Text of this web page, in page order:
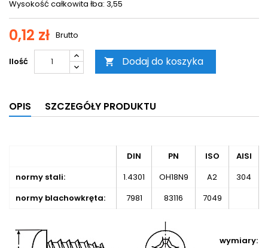
Wysokość całkowita łba: 3,55
0,12 zł Brutto
Ilość  Dodaj do koszyka
OPIS SZCZEGÓŁY PRODUKTU
DIN PN ISO
AISI
normy stali:
1.4301 OH18N9 A2
304
normy blachowkręta:
7981 83116 7049
wymiary: